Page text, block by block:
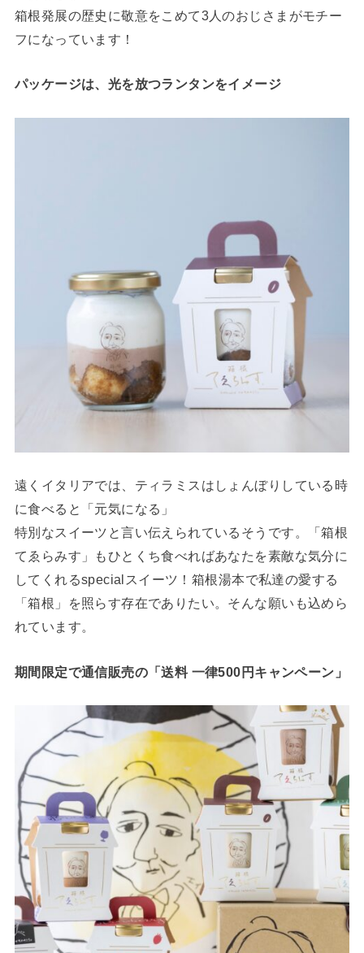
箱根発展の歴史に敬意をこめて3人のおじさまがモチー
フになっています！
パッケージは、光を放つランタンをイメージ
遠くイタリアでは、ティラミスはしょんぼりしている時
に食べると「元気になる」
特別なスイーツと言い伝えられているそうです。「箱根
てゑらみす」もひとくち食べればあなたを素敵な気分に
してくれるspecialスイーツ！箱根湯本で私達の愛する
「箱根」を照らす存在でありたい。そんな願いも込めら
れています。
期間限定で通信販売の「送料 一律500円キャンペーン」